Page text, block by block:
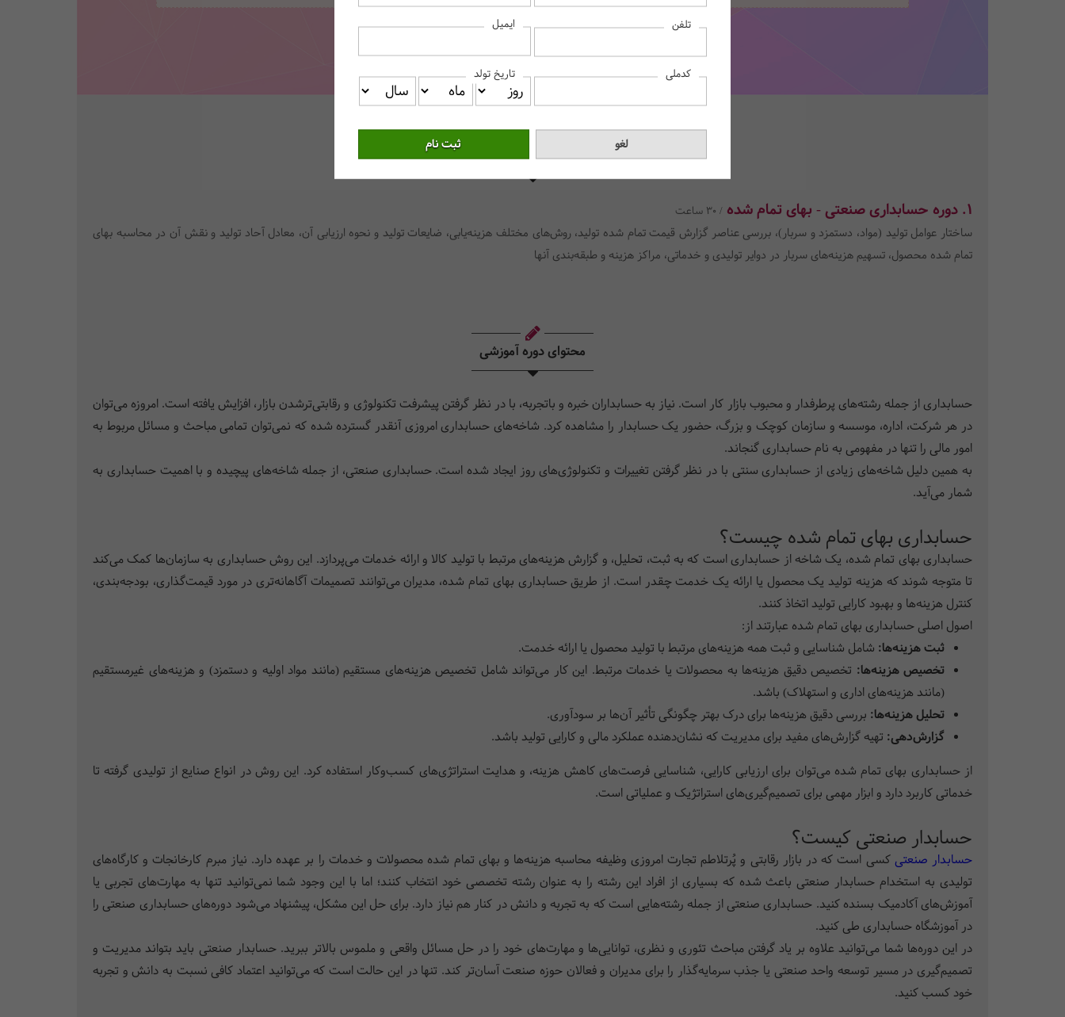
ثبت اطلاعات و ادامه
سرفصل دروس
1. دوره حسابداری صنعتی - بهای تمام شده / 30 ساعت
ساختار عوامل تولید (مواد، دستمزد و سربار)، بررسی عناصر گزارش قیمت تمام شده تولید، روش‌های مختلف هزینه‌یابی، ضایعات تولید و نحوه ارزیابی آن، معادل آحاد تولید و نقش آن در محاسبه بهای
تمام شده محصول، تسهیم هزینه‌های سربار در دوایر تولیدی و خدماتی، مراکز هزینه و طبقه‌بندی آنها
محتوای دوره آموزشی
حسابداری از جمله رشته‌های پرطرفدار و محبوب بازار کار است. نیاز به حسابداران خبره و باتجربه، با در نظر گرفتن پیشرفت تکنولوژی و رقابتی‌‌ترشدن بازار، افزایش یافته است. امروزه می‌توان
در هر شرکت، اداره، موسسه و سازمان کوچک و بزرگ، حضور یک حسابدار را مشاهده کرد. شاخه‌های حسابداری امروزی آنقدر گسترده شده که نمی‌توان تمامی مباحث و مسائل مربوط به
امور مالی را تنها در مفهومی به نام حسابداری گنجاند.
به همین دلیل شاخه‌های زیادی از حسابداری سنتی با در نظر گرفتن تغییرات و تکنولوژی‌های روز ایجاد شده است. حسابداری صنعتی، از جمله شاخه‌های پیچیده و با اهمیت حسابداری به
شمار می‌آید.
حسابداری بهای تمام شده چیست؟
حسابداری بهای تمام شده، یک شاخه از حسابداری است که به ثبت، تحلیل، و گزارش هزینه‌های مرتبط با تولید کالا و ارائه خدمات می‌پردازد. این روش حسابداری به سازمان‌ها کمک می‌کند
تا متوجه شوند که هزینه تولید یک محصول یا ارائه یک خدمت چقدر است. از طریق حسابداری بهای تمام شده، مدیران می‌توانند تصمیمات آگاهانه‌تری در مورد قیمت‌گذاری، بودجه‌بندی،
کنترل هزینه‌ها و بهبود کارایی تولید اتخاذ کنند.
اصول اصلی حسابداری بهای تمام شده عبارتند از:
ثبت هزینه‌ها: شامل شناسایی و ثبت همه هزینه‌های مرتبط با تولید محصول یا ارائه خدمت.
تخصیص هزینه‌ها: تخصیص دقیق هزینه‌ها به محصولات یا خدمات مرتبط. این کار می‌تواند شامل تخصیص هزینه‌های مستقیم (مانند مواد اولیه و دستمزد) و هزینه‌های غیرمستقیم
(مانند هزینه‌های اداری و استهلاک) باشد.
تحلیل هزینه‌ها: بررسی دقیق هزینه‌ها برای درک بهتر چگونگی تأثیر آن‌ها بر سودآوری.
گزارش‌دهی: تهیه گزارش‌های مفید برای مدیریت که نشان‌دهنده عملکرد مالی و کارایی تولید باشد.
از حسابداری بهای تمام شده می‌توان برای ارزیابی کارایی، شناسایی فرصت‌های کاهش هزینه، و هدایت استراتژی‌های کسب‌وکار استفاده کرد. این روش در انواع صنایع از تولیدی گرفته تا
خدماتی کاربرد دارد و ابزار مهمی برای تصمیم‌گیری‌های استراتژیک و عملیاتی است.
حسابدار صنعتی کیست؟
حسابدار صنعتی کسی است که در بازار رقابتی و پُرتلاطم تجارت امروزی وظیفه محاسبه هزینه‌ها و بهای تمام شده محصولات و خدمات را بر عهده دارد. نیاز مبرم کارخانجات و کارگاه‌های
تولیدی به استخدام حسابدار صنعتی باعث شده که بسیاری از افراد این رشته را به عنوان رشته تخصصی خود انتخاب کنند؛ اما با این وجود شما نمی‌توانید تنها به مهارت‌های تجربی یا
آموزش‌های آکادمیک بسنده کنید. حسابداری صنعتی از جمله رشته‌هایی است که به تجربه و دانش در کنار هم نیاز دارد. برای حل این مشکل، پیشنهاد می‌شود دوره‌های حسابداری صنعتی را
در آموزشگاه حسابداری طی کنید.
در این دوره‌ها شما می‌توانید علاوه بر یاد گرفتن مباحث تئوری و نظری، توانایی‌ها و مهارت‌های خود را در حل مسائل واقعی و ملموس بالاتر ببرید. حسابدار صنعتی باید بتواند مدیریت و
تصمیم‌گیری در مسیر توسعه واحد صنعتی یا جذب سرمایه‌گذار را برای مدیران و فعالان حوزه صنعت آسان‌‌تر کند. تنها در این حالت است که می‌توانید اعتماد کافی نسبت به دانش و تجربه
خود کسب کنید.
تلفن ایمیل
کدملی تاریخ تولد